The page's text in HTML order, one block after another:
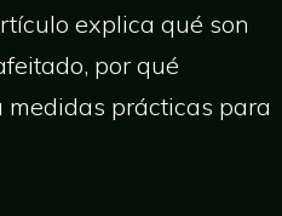
explica qué son
por qué
prácticas para